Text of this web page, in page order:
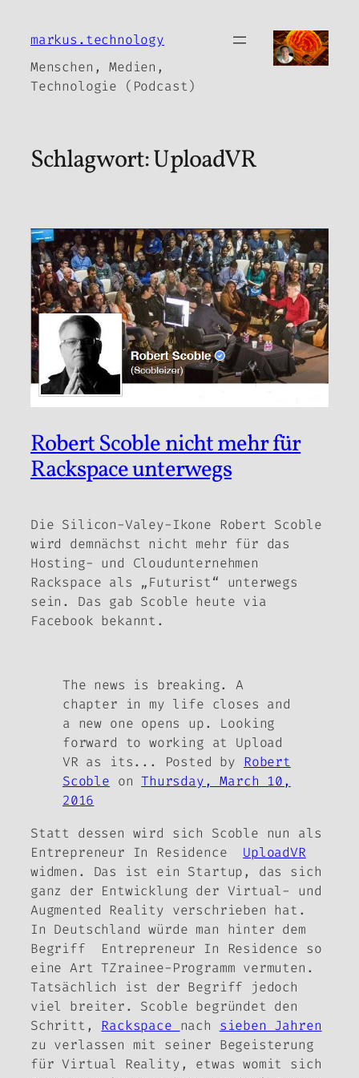
Inhalt
markus.technology
Menschen, Medien,
Technologie (Podcast)
Schlagwort:UploadVR
Robert Scoble nicht mehr für
Rackspace unterwegs
Die Silicon-Valey-Ikone Robert Scoble
wird demnächst nicht mehr für das
Hosting- und Cloudunternehmen
Rackspace als „Futurist“ unterwegs
sein. Das gab Scoble heute via
Facebook bekannt.
The news is breaking. A
chapter in my life closes and
a new one opens up. Looking
forward to working at Upload
VR as its... Posted by Robert
Scoble onThursday, March 10,
2016
Statt dessen wird sich Scoble nun als
Entrepreneur In Residence
UploadVR
widmen. Das ist ein Startup, das sich
ganz der Entwicklung der Virtual- und
Augmented Reality verschrieben hat.
In Deutschland würde man hinter dem
Begriff Entrepreneur In Residence so
eine Art TZrainee-Programm vermuten.
Tatsächlich ist der Begriff jedoch
viel breiter. Scoble begründet den
Schritt, Rackspace nach sieben Jahren
zu verlassen mit seiner Begeisterung
für Virtual Reality, etwas womit sich